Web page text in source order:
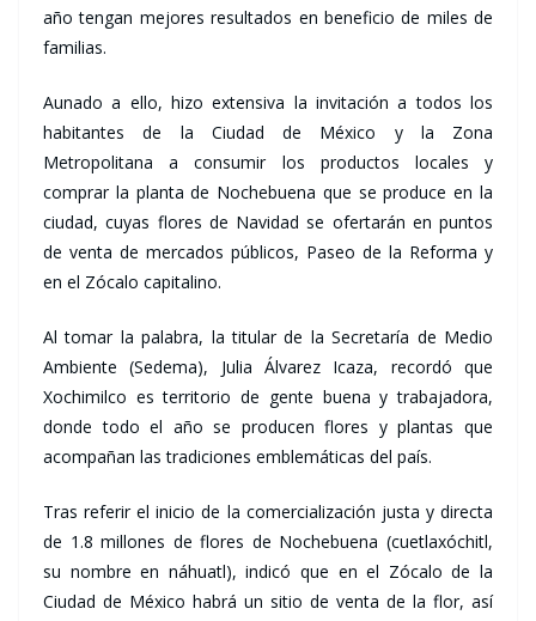
año tengan mejores resultados en beneficio de miles de
familias.
Aunado a ello, hizo extensiva la invitación a todos los
habitantes de la Ciudad de México y la Zona
Metropolitana a consumir los productos locales y
comprar la planta de Nochebuena que se produce en la
ciudad, cuyas flores de Navidad se ofertarán en puntos
de venta de mercados públicos, Paseo de la Reforma y
en el Zócalo capitalino.
Al tomar la palabra, la titular de la Secretaría de Medio
Ambiente (Sedema), Julia Álvarez Icaza, recordó que
Xochimilco es territorio de gente buena y trabajadora,
donde todo el año se producen flores y plantas que
acompañan las tradiciones emblemáticas del país.
Tras referir el inicio de la comercialización justa y directa
de 1.8 millones de flores de Nochebuena (cuetlaxóchitl,
su nombre en náhuatl), indicó que en el Zócalo de la
Ciudad de México habrá un sitio de venta de la flor, así